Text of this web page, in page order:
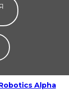
Alpha